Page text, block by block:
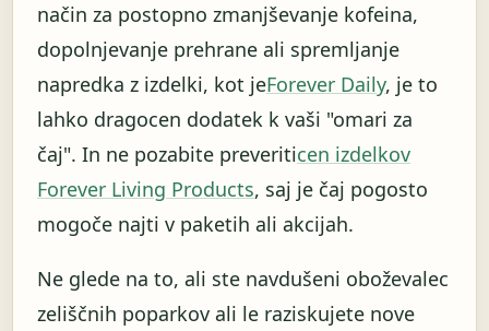
način za postopno zmanjševanje kofeina,
dopolnjevanje prehrane ali spremljanje
napredka z izdelki, kot jeForever Daily, je to
lahko dragocen dodatek k vaši "omari za
čaj". In ne pozabite preveriticen izdelkov
Forever Living Products, saj je čaj pogosto
mogoče najti v paketih ali akcijah.
Ne glede na to, ali ste navdušeni oboževalec
zeliščnih poparkov ali le raziskujete nove